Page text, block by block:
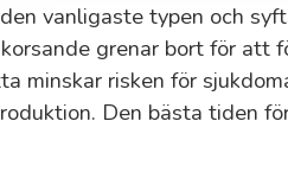
vanligaste typen och
grenar bort för att
minskar risken för
Den bästa tiden